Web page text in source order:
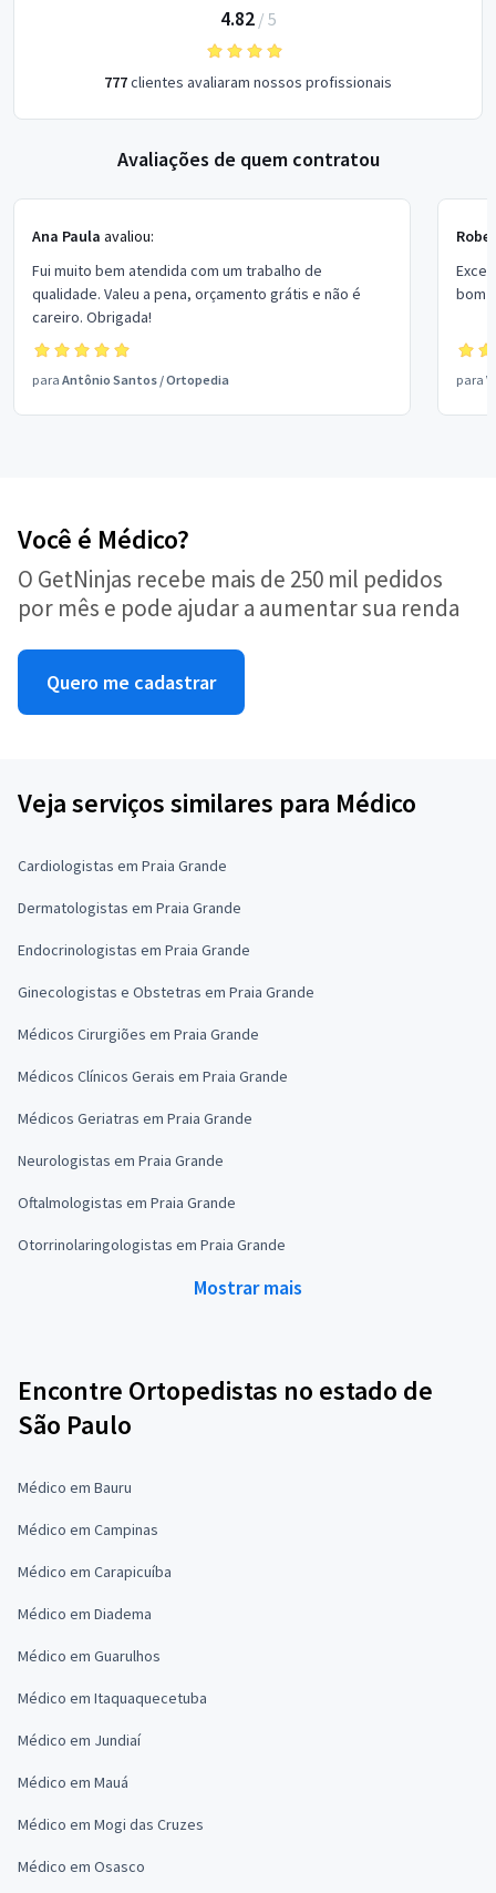
4.82/ 5
777clientes avaliaram nossos profissionais
Avaliações de quem contratou
Ana Paula avaliou:
Fui muito bem atendida com um trabalho de
qualidade. Valeu a pena, orçamento grátis e não é
careiro. Obrigada!
para Antônio Santos /Ortopedia
bom
para
Você é Médico?
O GetNinjas recebe mais de 250 mil pedidos
por mês e pode ajudar a aumentar sua renda
Quero me cadastrar
Veja serviços similares para Médico
Cardiologistas em Praia Grande
Dermatologistas em Praia Grande
Endocrinologistas em Praia Grande
Ginecologistas e Obstetras em Praia Grande
Médicos Cirurgiões em Praia Grande
Médicos Clínicos Gerais em Praia Grande
Médicos Geriatras em Praia Grande
Neurologistas em Praia Grande
Oftalmologistas em Praia Grande
Otorrinolaringologistas em Praia Grande
Mostrar mais
Encontre Ortopedistas no estado de
São Paulo
Médico em Bauru
Médico em Campinas
Médico em Carapicuíba
Médico em Diadema
Médico em Guarulhos
Médico em Itaquaquecetuba
Médico em Jundiaí
Médico em Mauá
Médico em Mogi das Cruzes
Médico em Osasco